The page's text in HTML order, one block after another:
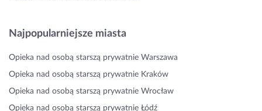
Najpopularniejsze miasta
Opieka nad osobą starszą prywatnie Warszawa
Opieka nad osobą starszą prywatnie Kraków
Opieka nad osobą starszą prywatnie Wrocław
Opieka nad osobą starszą prywatnie Łódź